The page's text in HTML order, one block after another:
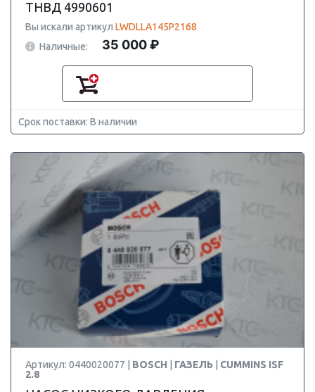
ТНВД 4990601
Вы искали артикул LWDLLA145P2168
Наличные:
35 000 ₽
Срок поставки: В наличии
Артикул: 0440020077 | BOSCH ГАЗЕЛЬ
CUMMINS ISF
2.8